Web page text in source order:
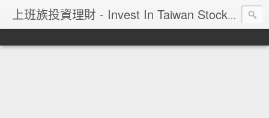
上班族投資理財 - Invest In Taiwan Stock Market